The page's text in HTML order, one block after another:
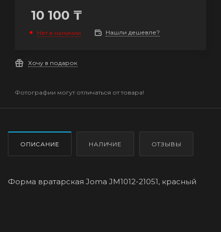
10 100 ₸
Нет в наличии Нашли дешевле?
Хочу в подарок
Фотографии могут отличаться от товара!
ОПИСАНИЕ НАЛИЧИЕ ОТЗЫВЫ
Форма вратарская Joma JM1012-21051, красный